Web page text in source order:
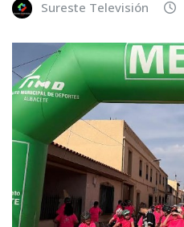
Sureste Televisión